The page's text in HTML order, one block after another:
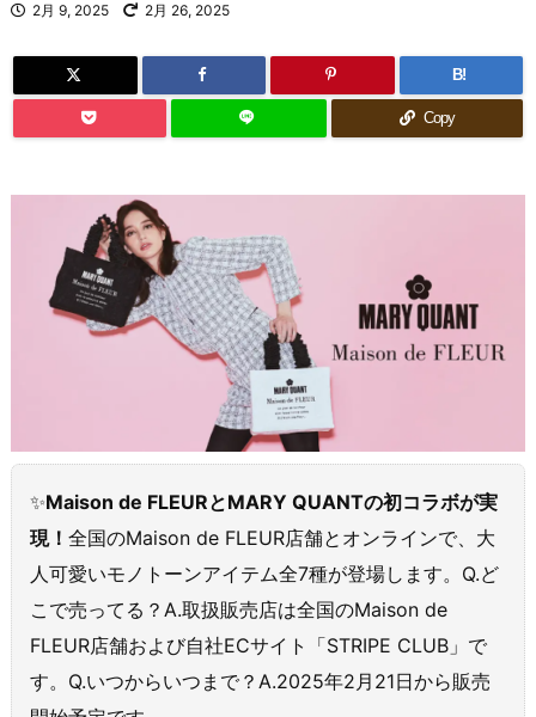
2月 9, 2025 2月 26, 2025
B!
Copy
✨Maison de FLEURとMARY QUANTの初コラボが実
現！ 全国のMaison de FLEUR店舗とオンラインで、大
人可愛いモノトーンアイテム全7種が登場します。Q.ど
こで売ってる？A.取扱販売店は全国のMaison de
FLEUR店舗および自社ECサイト「STRIPE CLUB」で
す。Q.いつからいつまで？A.2025年2月21日から販売